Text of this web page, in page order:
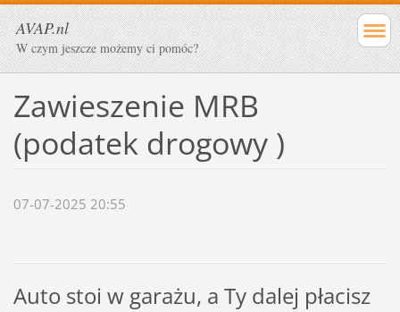
AVAP.nl
W czym jeszcze możemy ci pomóc?
Zawieszenie MRB
(podatek drogowy )
07-07-2025 20:55
Auto stoi w garażu, a Ty dalej płacisz